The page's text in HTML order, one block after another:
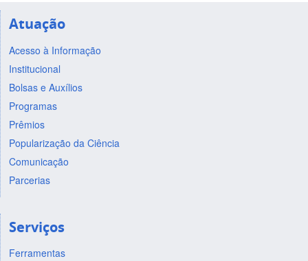
Atuação
Acesso à Informação
Institucional
Bolsas e Auxílios
Programas
Prêmios
Popularização da Ciência
Comunicação
Parcerias
Serviços
Ferramentas